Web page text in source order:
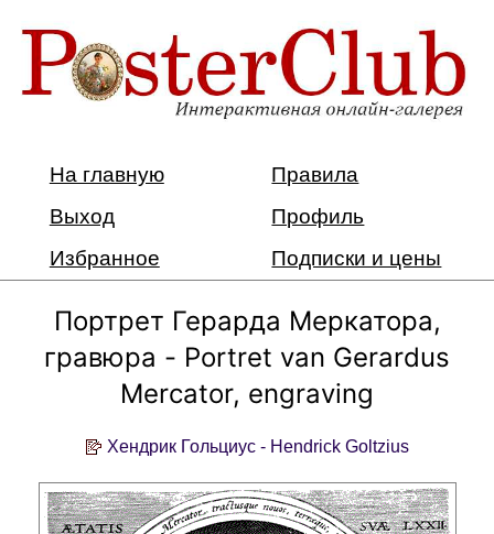
На главную
Правила
Выход
Профиль
Избранное
Подписки и цены
Портрет Герарда Меркатора,
гравюра - Portret van Gerardus
Mercator, engraving
Хендрик Гольциус - Hendrick Goltzius